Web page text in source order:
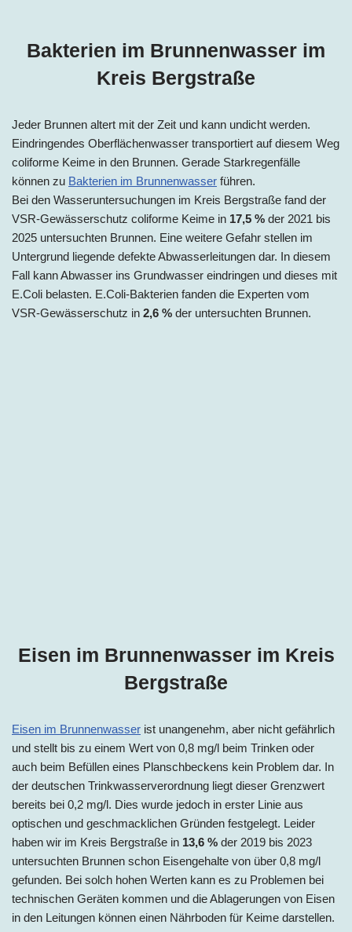
Bakterien im Brunnenwasser im
Kreis Bergstraße
Jeder Brunnen altert mit der Zeit und kann undicht werden.
Eindringendes Oberflächenwasser transportiert auf diesem Weg
coliforme Keime in den Brunnen. Gerade Starkregenfälle
können zu Bakterien im Brunnenwasser führen.
Bei den Wasseruntersuchungen im Kreis Bergstraße fand der
VSR-Gewässerschutz coliforme Keime in 17,5 % der 2021 bis
2025 untersuchten Brunnen. Eine weitere Gefahr stellen im
Untergrund liegende defekte Abwasserleitungen dar. In diesem
Fall kann Abwasser ins Grundwasser eindringen und dieses mit
E.Coli belasten. E.Coli-Bakterien fanden die Experten vom
VSR-Gewässerschutz in 2,6 % der untersuchten Brunnen.
Eisen im Brunnenwasser im Kreis
Bergstraße
Eisen im Brunnenwasser ist unangenehm, aber nicht gefährlich
und stellt bis zu einem Wert von 0,8 mg/l beim Trinken oder
auch beim Befüllen eines Planschbeckens kein Problem dar. In
der deutschen Trinkwasserverordnung liegt dieser Grenzwert
bereits bei 0,2 mg/l. Dies wurde jedoch in erster Linie aus
optischen und geschmacklichen Gründen festgelegt. Leider
haben wir im Kreis Bergstraße in 13,6 % der 2019 bis 2023
untersuchten Brunnen schon Eisengehalte von über 0,8 mg/l
gefunden. Bei solch hohen Werten kann es zu Problemen bei
technischen Geräten kommen und die Ablagerungen von Eisen
in den Leitungen können einen Nährboden für Keime darstellen.